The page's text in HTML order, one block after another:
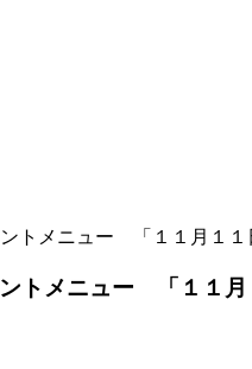
トメニュー 「１１月１１
トメニュー 「１１月